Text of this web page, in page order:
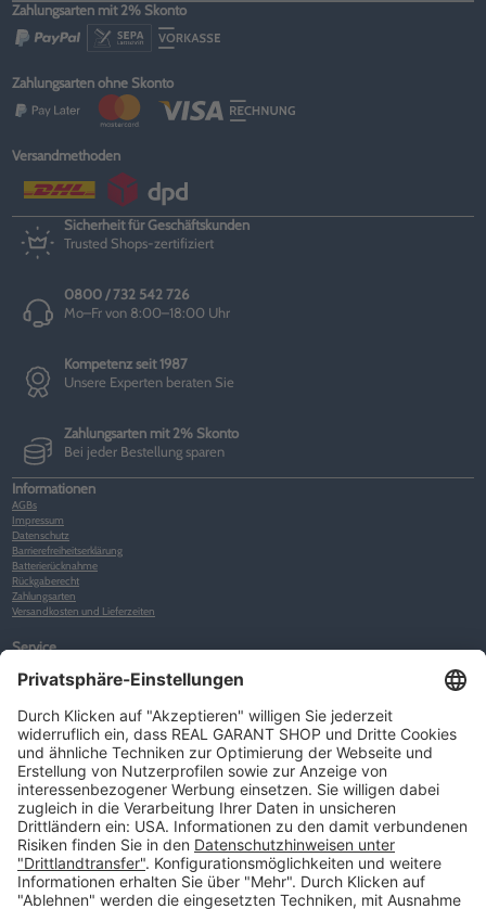
Zahlungsarten mit 2% Skonto
Zahlungsarten ohne Skonto
Versandmethoden
Sicherheit für Geschäftskunden
Trusted Shops-zertifiziert
0800 / 732 542 726
Mo–Fr von 8:00–18:00 Uhr
Kompetenz seit 1987
Unsere Experten beraten Sie
Zahlungsarten mit 2% Skonto
Bei jeder Bestellung sparen
Informationen
AGBs
Impressum
Datenschutz
Barrierefreiheitserklärung
Batterierücknahme
Rückgaberecht
Zahlungsarten
Versandkosten und Lieferzeiten
Service
Warenkorb
Neues Kunden-Konto anlegen
Newsletter
Kontakt
FAQs
Über uns
Kategorien
Betriebsorganisation (52)
Schlüsselorganisation (140)
Reifenorganisation (35)
Werkstattorganisation (166)
Preisauszeichnung und Preisdisplays (35)
Formulare KFZ und Werkstatt (34)